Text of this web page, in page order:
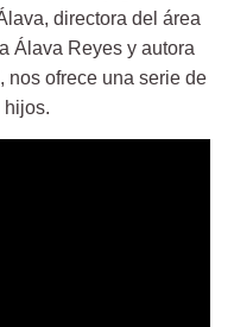
directora del área
Álava Reyes y autora
nos ofrece una serie de
hijos.